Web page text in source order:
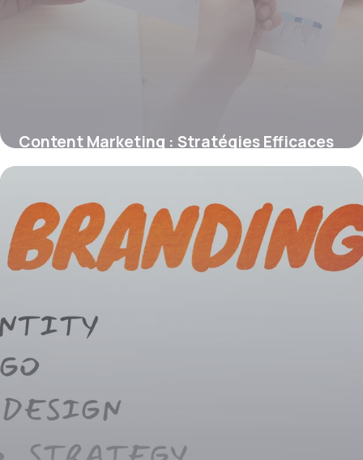
Content Marketing : Stratégies Efficaces
29 juin 2026